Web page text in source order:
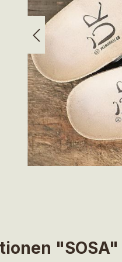
"SOSA"